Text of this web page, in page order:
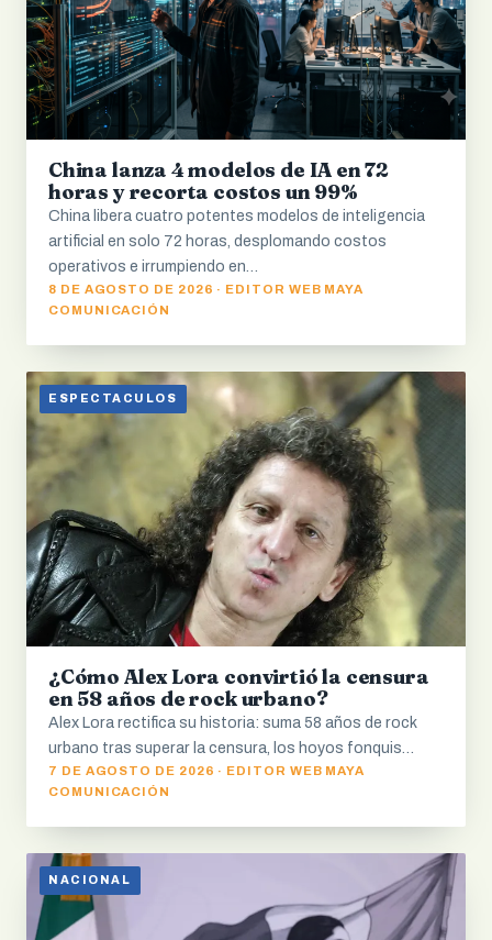
China lanza 4 modelos de IA en 72
horas y recorta costos un 99%
China libera cuatro potentes modelos de inteligencia
artificial en solo 72 horas, desplomando costos
operativos e irrumpiendo en…
8 DE AGOSTO DE 2026 · EDITOR WEB MAYA
COMUNICACIÓN
ESPECTACULOS
¿Cómo Alex Lora convirtió la censura
en 58 años de rock urbano?
Alex Lora rectifica su historia: suma 58 años de rock
urbano tras superar la censura, los hoyos fonquis…
7 DE AGOSTO DE 2026 · EDITOR WEB MAYA
COMUNICACIÓN
NACIONAL